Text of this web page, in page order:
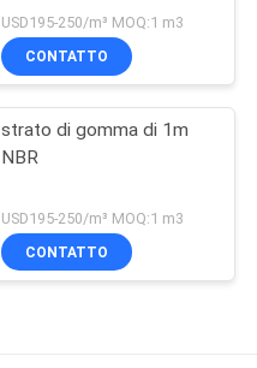
USD195-250/m³ MOQ:1 m3
CONTATTO
strato di gomma di 1m
NBR
USD195-250/m³ MOQ:1 m3
CONTATTO